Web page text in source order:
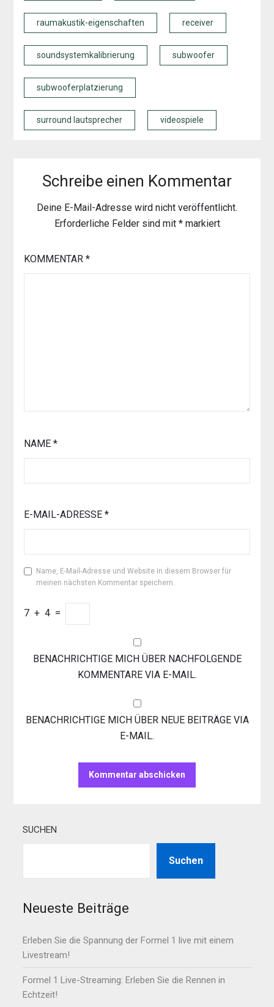
raumakustik-eigenschaften receiver
soundsystemkalibrierung subwoofer
subwooferplatzierung
surround lautsprecher videospiele
Schreibe einen Kommentar
Deine E-Mail-Adresse wird nicht veröffentlicht.
Erforderliche Felder sind mit *markiert
KOMMENTAR *
NAME *
E-MAIL-ADRESSE *
Name, E-Mail-Adresse und Website in diesem Browser für
meinen nächsten Kommentar speichern.
7 + 4 =
BENACHRICHTIGE MICH ÜBER NACHFOLGENDE
KOMMENTARE VIA E-MAIL.
BENACHRICHTIGE MICH ÜBER NEUE BEITRÄGE VIA
E-MAIL.
SUCHEN
Suchen
Neueste Beiträge
Erleben Sie die Spannung der Formel 1 live mit einem
Livestream!
Formel 1 Live-Streaming: Erleben Sie die Rennen in
Echtzeit!